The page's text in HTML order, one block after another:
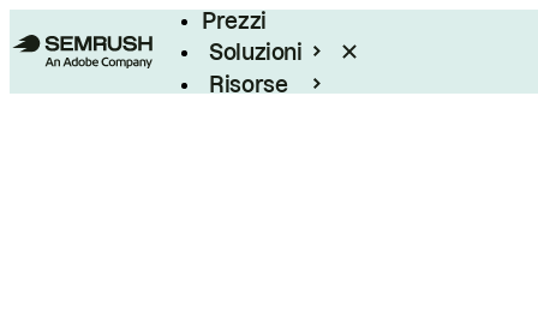
Prezzi
Soluzioni
Risorse